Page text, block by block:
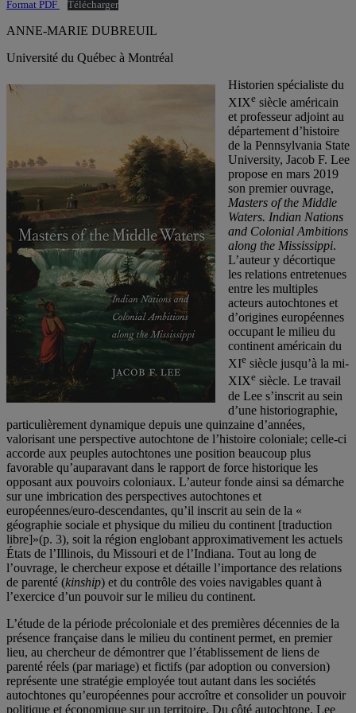
Format PDF Télécharger
ANNE-MARIE DUBREUIL
Université du Québec à Montréal
Historien spécialiste du
XIXe siècle américain
et professeur adjoint au
département d’histoire
de la Pennsylvania State
University, Jacob F. Lee
propose en mars 2019
son premier ouvrage,
Masters of the Middle
Waters. Indian Nations
and Colonial Ambitions
along the Mississippi.
L’auteur y décortique
les relations entretenues
entre les multiples
acteurs autochtones et
d’origines européennes
occupant le milieu du
continent américain du
XIe siècle jusqu’à la mi-
XIXe siècle. Le travail
de Lee s’inscrit au sein
d’une historiographie,
particulièrement dynamique depuis une quinzaine d’années,
valorisant une perspective autochtone de l’histoire coloniale; celle-ci
accorde aux peuples autochtones une position beaucoup plus
favorable qu’auparavant dans le rapport de force historique les
opposant aux pouvoirs coloniaux. L’auteur fonde ainsi sa démarche
sur une imbrication des perspectives autochtones et
européennes/euro-descendantes, qu’il inscrit au sein de la «
géographie sociale et physique du milieu du continent [traduction
libre]»(p. 3), soit la région englobant approximativement les actuels
États de l’Illinois, du Missouri et de l’Indiana. Tout au long de
l’ouvrage, le chercheur expose et détaille l’importance des relations
de parenté (kinship) et du contrôle des voies navigables quant à
l’exercice d’un pouvoir sur le milieu du continent.
L’étude de la période précoloniale et des premières décennies de la
présence française dans le milieu du continent permet, en premier
lieu, au chercheur de démontrer que l’établissement de liens de
parenté réels (par mariage) et fictifs (par adoption ou conversion)
représente une stratégie employée tout autant dans les sociétés
autochtones qu’européennes pour accroître et consolider un pouvoir
politique et économique sur un territoire. Du côté autochtone, Lee